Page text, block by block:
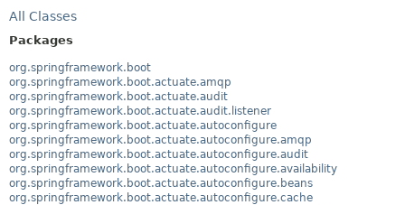
All Classes
Packages
org.springframework.boot
org.springframework.boot.actuate.amqp
org.springframework.boot.actuate.audit
org.springframework.boot.actuate.audit.listener
org.springframework.boot.actuate.autoconfigure
org.springframework.boot.actuate.autoconfigure.amqp
org.springframework.boot.actuate.autoconfigure.audit
org.springframework.boot.actuate.autoconfigure.availability
org.springframework.boot.actuate.autoconfigure.beans
org.springframework.boot.actuate.autoconfigure.cache